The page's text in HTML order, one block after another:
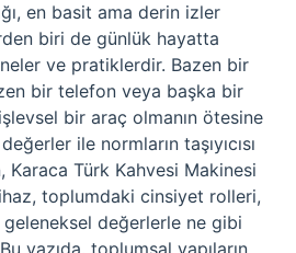
en basit ama derin izler
biri de günlük hayatta
ve pratiklerdir. Bazen bir
bir telefon veya başka bir
bir araç olmanın ötesine
ile normların taşıyıcısı
Karaca Türk Kahvesi Makinesi
toplumdaki cinsiyet rolleri,
değerlerle ne gibi
yazıda, toplumsal yapıların